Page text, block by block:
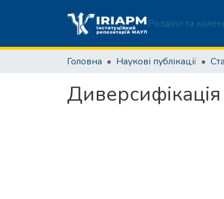
Розділи та
Головна Наукові публікації